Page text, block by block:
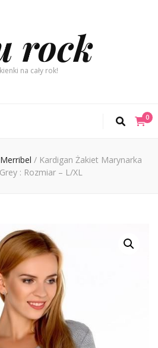
rock
na cały rok!
0
Merribel / Kardigan Żakiet Marynarka
: Rozmiar – L/XL